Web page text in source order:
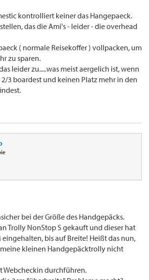
kontrolliert keiner das Hangepaeck.
das die Ami's - leider - die overhead
( normale Reisekoffer ) vollpacken, um
zu sparen.
leider zu.....was meist aergelich ist, wenn
3 boardest und keinen Platz mehr in den
bei der Größe des Handgepäcks.
Trolly NonStop S gekauft und dieser hat
bis auf Breite! Heißt das nun,
kleinen Handgepäcktrolly nicht
Webcheckin durchführen.